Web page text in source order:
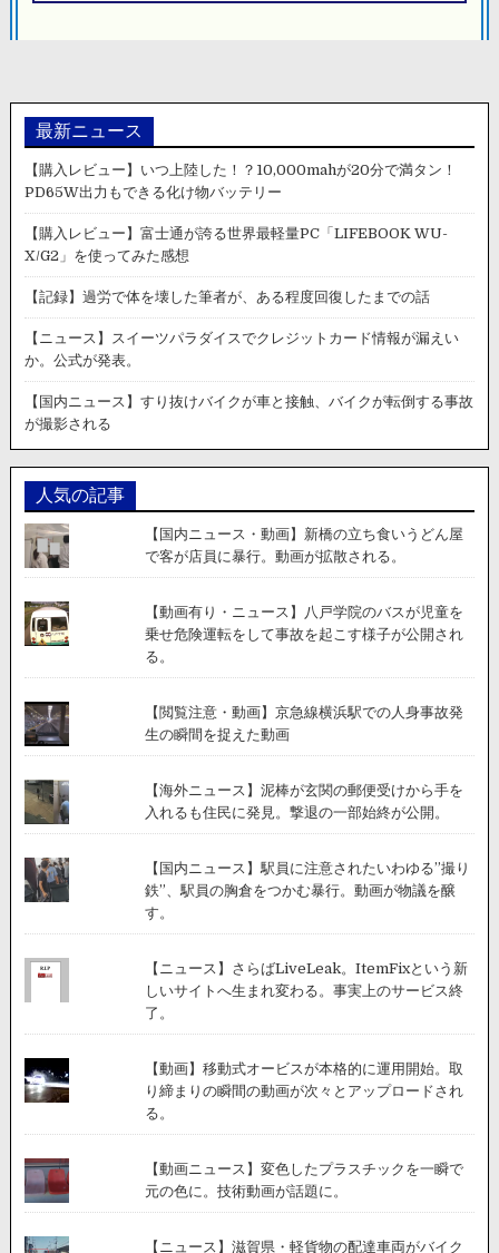
最新ニュース
【購入レビュー】いつ上陸した！？10,000mahが20分で満タン！
PD65W出力もできる化け物バッテリー
【購入レビュー】富士通が誇る世界最軽量PC「LIFEBOOK WU-
X/G2」を使ってみた感想
【記録】過労で体を壊した筆者が、ある程度回復したまでの話
【ニュース】スイーツパラダイスでクレジットカード情報が漏えい
か。公式が発表。
【国内ニュース】すり抜けバイクが車と接触、バイクが転倒する事故
が撮影される
人気の記事
【国内ニュース・動画】新橋の立ち食いうどん屋
で客が店員に暴行。動画が拡散される。
【動画有り・ニュース】八戸学院のバスが児童を
乗せ危険運転をして事故を起こす様子が公開され
る。
【閲覧注意・動画】京急線横浜駅での人身事故発
生の瞬間を捉えた動画
【海外ニュース】泥棒が玄関の郵便受けから手を
入れるも住民に発見。撃退の一部始終が公開。
【国内ニュース】駅員に注意されたいわゆる”撮り
鉄”、駅員の胸倉をつかむ暴行。動画が物議を醸
す。
【ニュース】さらばLiveLeak。ItemFixという新
しいサイトへ生まれ変わる。事実上のサービス終
了。
【動画】移動式オービスが本格的に運用開始。取
り締まりの瞬間の動画が次々とアップロードされ
る。
【動画ニュース】変色したプラスチックを一瞬で
元の色に。技術動画が話題に。
【ニュース】滋賀県・軽貨物の配達車両がバイク